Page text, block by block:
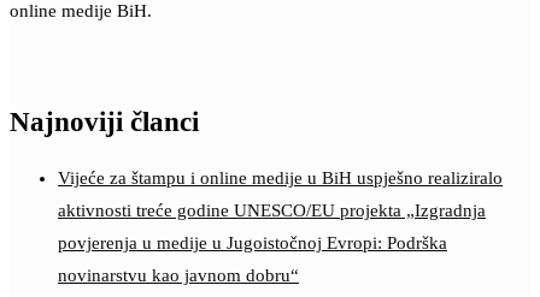
online medije BiH.
Najnoviji članci
Vijeće za štampu i online medije u BiH uspješno realiziralo
aktivnosti treće godine UNESCO/EU projekta „Izgradnja
povjerenja u medije u Jugoistočnoj Evropi: Podrška
novinarstvu kao javnom dobru“